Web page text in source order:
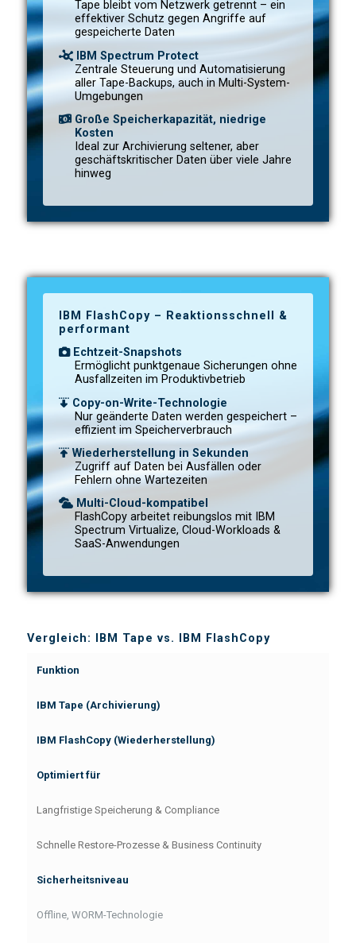
Tape bleibt vom Netzwerk getrennt – ein
effektiver Schutz gegen Angriffe auf
gespeicherte Daten
IBM Spectrum Protect
Zentrale Steuerung und Automatisierung
aller Tape-Backups, auch in Multi-System-
Umgebungen
Große Speicherkapazität, niedrige
Kosten
Ideal zur Archivierung seltener, aber
geschäftskritischer Daten über viele Jahre
hinweg
IBM FlashCopy – Reaktionsschnell &
performant
Echtzeit-Snapshots
Ermöglicht punktgenaue Sicherungen ohne
Ausfallzeiten im Produktivbetrieb
Copy-on-Write-Technologie
Nur geänderte Daten werden gespeichert –
effizient im Speicherverbrauch
Wiederherstellung in Sekunden
Zugriff auf Daten bei Ausfällen oder
Fehlern ohne Wartezeiten
Multi-Cloud-kompatibel
FlashCopy arbeitet reibungslos mit IBM
Spectrum Virtualize, Cloud-Workloads &
SaaS-Anwendungen
Vergleich: IBM Tape vs. IBM FlashCopy
Funktion
IBM Tape (Archivierung)
IBM FlashCopy (Wiederherstellung)
Optimiert für
Langfristige Speicherung & Compliance
Schnelle Restore-Prozesse & Business Continuity
Sicherheitsniveau
Offline, WORM-Technologie